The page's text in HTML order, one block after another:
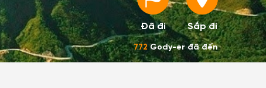
Đã đi Sắp đi
772 Gody-er đã đến